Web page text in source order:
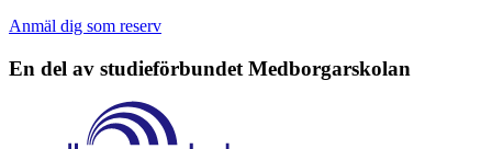
Anmäl dig som reserv
En del av studieförbundet Medborgarskolan